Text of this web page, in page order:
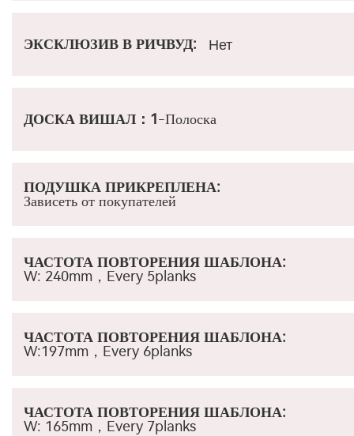
ЭКСКЛЮЗИВ В РИЧВУД: Нет
ДОСКА ВИШАЛ ：1-Полоска
ПОДУШКА ПРИКРЕПЛЕНА:
Зависеть от покупателей
ЧАСТОТА ПОВТОРЕНИЯ ШАБЛОНА:
W: 240mm， Every 5planks
ЧАСТОТА ПОВТОРЕНИЯ ШАБЛОНА:
W:197mm， Every 6planks
ЧАСТОТА ПОВТОРЕНИЯ ШАБЛОНА:
W: 165mm， Every 7planks